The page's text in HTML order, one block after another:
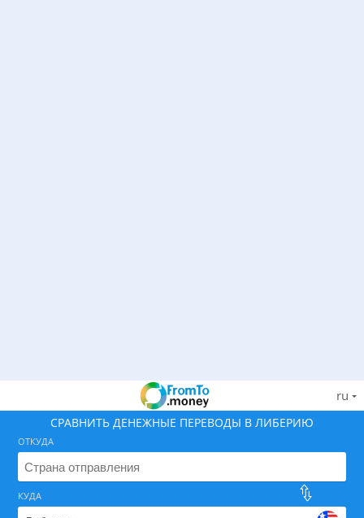
ru
СРАВНИТЬ ДЕНЕЖНЫЕ ПЕРЕВОДЫ В ЛИБЕРИЮ
ОТКУДА
КУДА